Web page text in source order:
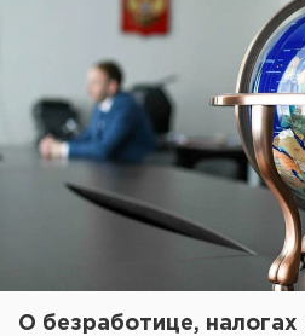
О безработице, налогах